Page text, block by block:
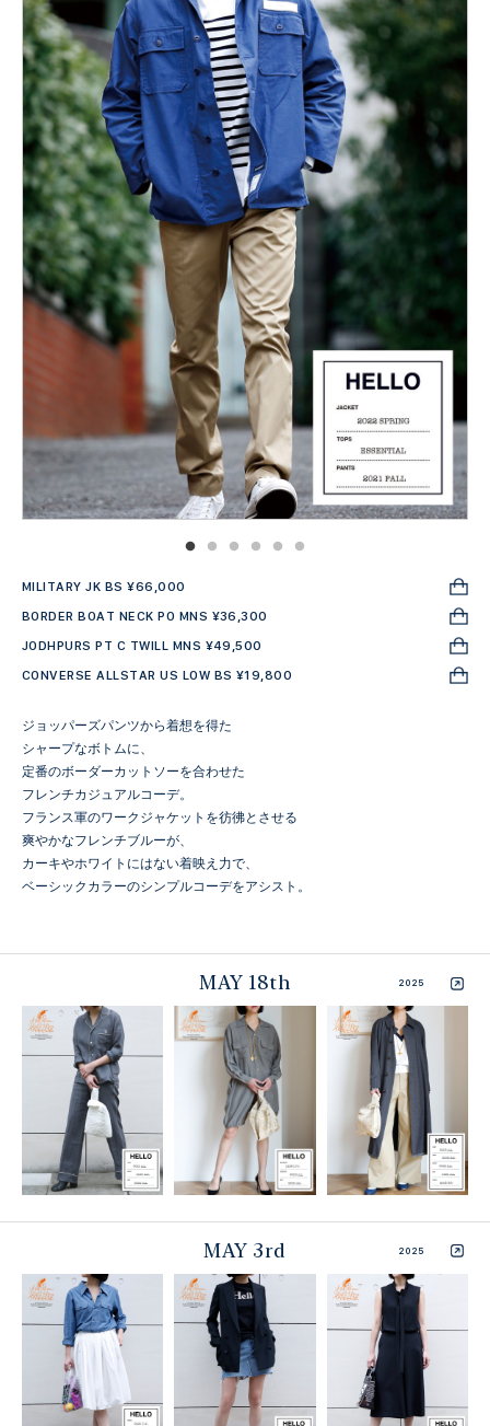
MILITARY JK BS ¥66,000
BORDER BOAT NECK PO MNS ¥36,300
JODHPURS PT C TWILL MNS ¥49,500
CONVERSE ALLSTAR US LOW BS ¥19,800
ジョッパーズパンツから着想を得た
シャープなボトムに、
定番のボーダーカットソーを合わせた
フレンチカジュアルコーデ。
フランス軍のワークジャケットを彷彿とさせる
爽やかなフレンチブルーが、
カーキやホワイトにはない着映え力で、
ベーシックカラーのシンプルコーデをアシスト。
MAY 18th 2025
MAY 3rd 2025